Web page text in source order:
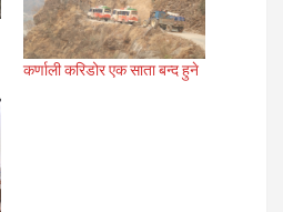
कर्णाली करिडोर एक साता बन्द हुने